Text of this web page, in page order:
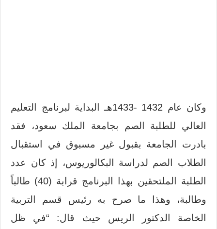
وكان عام 1432 -1433هـ البداية لبرنامج التعليم
العالي للطلبة الصم بجامعة الملك سعود، فقد
بادرت الجامعة بقبول غير مسبوق في استقبال
الطلاب الصم لدراسة البكالوريوس، إذ كان عدد
الطلبة الملتحقين بهذا البرنامج قرابة (40) طالباً
وطالبة، وهذا ما صرح به رئيس قسم التربية
الخاصة الدكتور الريس حيث قال: “في ظل